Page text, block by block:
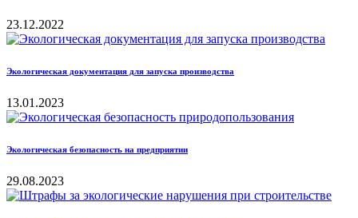
23.12.2022
Экологическая документация для запуска производства
13.01.2023
Экологическая безопасность на предприятии
29.08.2023